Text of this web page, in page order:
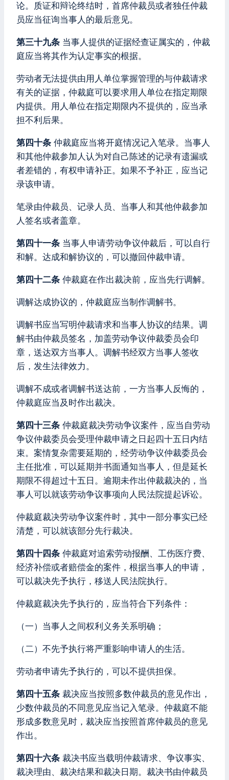
论。质证和辩论终结时，首席仲裁员或者独任仲裁
员应当征询当事人的最后意见。
第三十九条 当事人提供的证据经查证属实的，仲裁
庭应当将其作为认定事实的根据。
劳动者无法提供由用人单位掌握管理的与仲裁请求
有关的证据，仲裁庭可以要求用人单位在指定期限
内提供。用人单位在指定期限内不提供的，应当承
担不利后果。
第四十条 仲裁庭应当将开庭情况记入笔录。当事人
和其他仲裁参加人认为对自己陈述的记录有遗漏或
者差错的，有权申请补正。如果不予补正，应当记
录该申请。
笔录由仲裁员、记录人员、当事人和其他仲裁参加
人签名或者盖章。
第四十一条 当事人申请劳动争议仲裁后，可以自行
和解。达成和解协议的，可以撤回仲裁申请。
第四十二条 仲裁庭在作出裁决前，应当先行调解。
调解达成协议的，仲裁庭应当制作调解书。
调解书应当写明仲裁请求和当事人协议的结果。调
解书由仲裁员签名，加盖劳动争议仲裁委员会印
章，送达双方当事人。调解书经双方当事人签收
后，发生法律效力。
调解不成或者调解书送达前，一方当事人反悔的，
仲裁庭应当及时作出裁决。
第四十三条 仲裁庭裁决劳动争议案件，应当自劳动
争议仲裁委员会受理仲裁申请之日起四十五日内结
束。案情复杂需要延期的，经劳动争议仲裁委员会
主任批准，可以延期并书面通知当事人，但是延长
期限不得超过十五日。逾期未作出仲裁裁决的，当
事人可以就该劳动争议事项向人民法院提起诉讼。
仲裁庭裁决劳动争议案件时，其中一部分事实已经
清楚，可以就该部分先行裁决。
第四十四条 仲裁庭对追索劳动报酬、工伤医疗费、
经济补偿或者赔偿金的案件，根据当事人的申请，
可以裁决先予执行，移送人民法院执行。
仲裁庭裁决先予执行的，应当符合下列条件：
（一）当事人之间权利义务关系明确；
（二）不先予执行将严重影响申请人的生活。
劳动者申请先予执行的，可以不提供担保。
第四十五条 裁决应当按照多数仲裁员的意见作出，
少数仲裁员的不同意见应当记入笔录。仲裁庭不能
形成多数意见时，裁决应当按照首席仲裁员的意见
作出。
第四十六条 裁决书应当载明仲裁请求、争议事实、
裁决理由、裁决结果和裁决日期。裁决书由仲裁员